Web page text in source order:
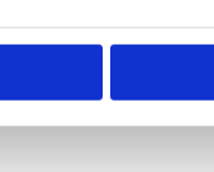
syöttöä.
(2p 3-6, 3p 0-5, 1p 4-4),
2), Levypallot 1, Syötöt